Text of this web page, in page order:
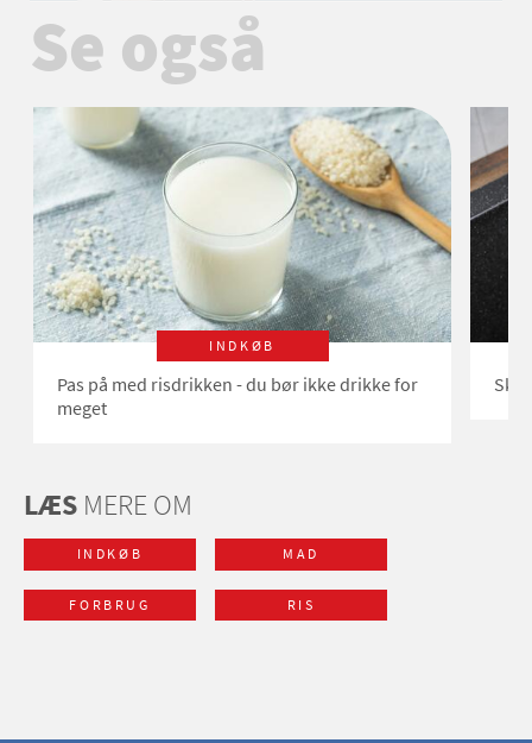
Se også
INDKØB
Pas på med risdrikken - du bør ikke drikke for
meget
LÆS MERE OM
INDKØB MAD
FORBRUG RIS